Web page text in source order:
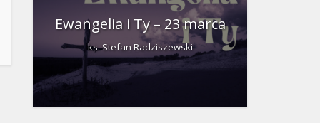
Ewangelia i Ty – 23 marca
ks. Stefan Radziszewski